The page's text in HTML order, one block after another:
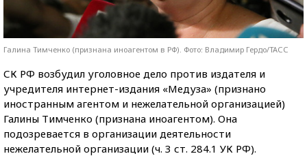
Галина Тимченко (признана иноагентом в РФ). Фото: Владимир Гердо/ТАСС
СК РФ возбудил уголовное дело против издателя и
учредителя интернет-издания «Медуза» (признано
иностранным агентом и нежелательной организацией)
Галины Тимченко (признана иноагентом). Она
подозревается в организации деятельности
нежелательной организации (ч. 3 ст. 284.1 УК РФ).